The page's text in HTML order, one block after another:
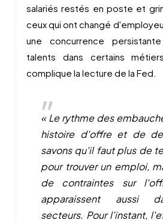
salariés restés en poste et
ceux qui ont changé
une concurrence
talents dans certains
complique la lecture de la Fed.
« Le rythme des
histoire d'offre et de
savons qu'il faut plus de
pour trouver un emploi,
de contraintes sur
apparaissent aussi
secteurs. Pour l'instant,